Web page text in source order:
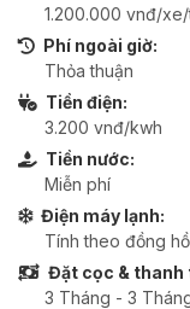
1.200.000 vnđ/
Phí ngoài giờ:
Thỏa thuận
Tiền điện:
3.200 vnđ/kwh
Tiền nước:
Miễn phí
Điện máy lạnh:
Tính theo đồng
Đặt cọc & thanh
3 Tháng - 3